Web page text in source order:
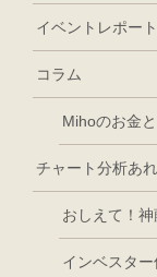
イベントレポート
コラム
Mihoのお金
チャート分析あ
おしえて！神
インベスタ